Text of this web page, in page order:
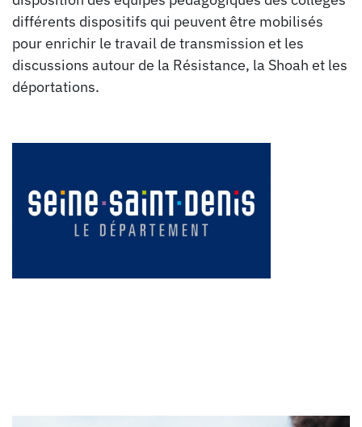
différents dispositifs qui peuvent être mobilisés
pour enrichir le travail de transmission et les
discussions autour de la Résistance, la Shoah et les
déportations.